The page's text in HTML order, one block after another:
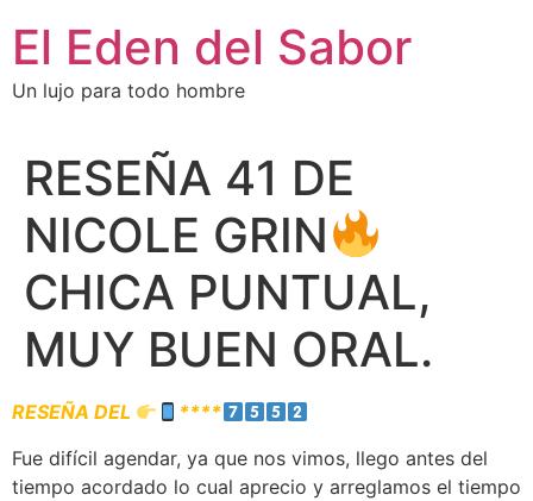
El Eden del Sabor
Un lujo para todo hombre
RESEÑA 41 DE
NICOLE GRIN
CHICA PUNTUAL,
MUY BUEN ORAL.
RESEÑA DEL
****
Fue difícil agendar, ya que nos vimos, llego antes del
tiempo acordado lo cual aprecio y arreglamos el tiempo